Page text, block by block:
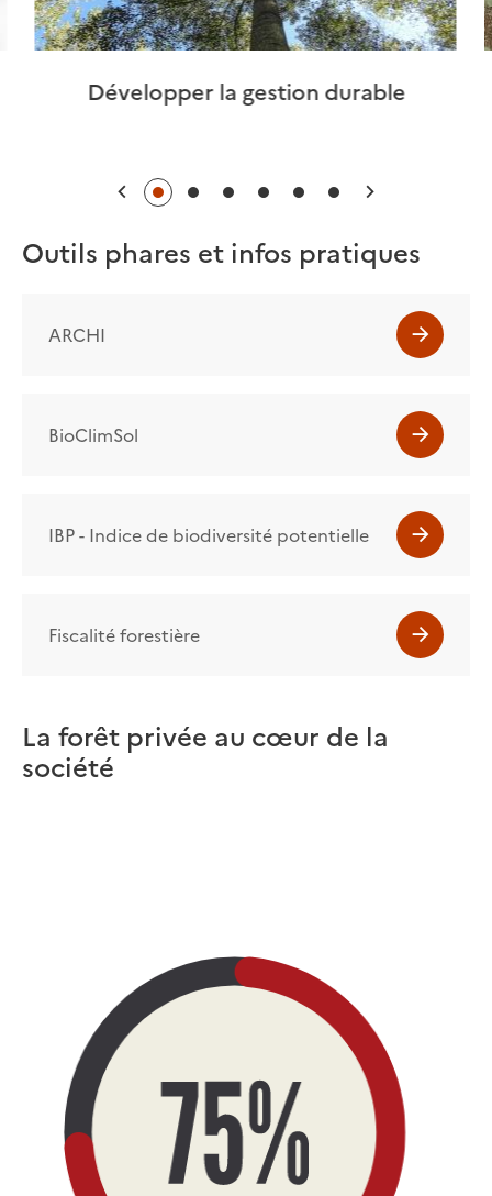
Développer la gestion durable
Outils phares et infos pratiques
ARCHI
BioClimSol
IBP - Indice de biodiversité potentielle
Fiscalité forestière
La forêt privée au cœur de la
société